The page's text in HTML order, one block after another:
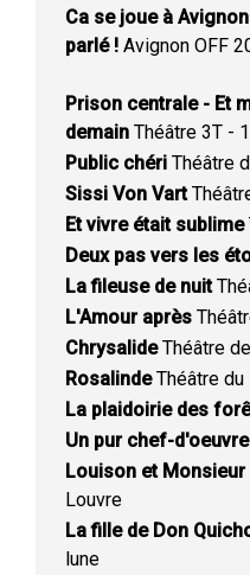
Ca se joue à
parlé ! Avignon OFF
Prison centrale - Et
demain Théâtre 3T -
Public chéri Théâtre
Sissi Von Vart
Et vivre était sublime
Deux pas vers les
La fileuse de nuit
L'Amour après
ChrysalideThéâtre
RosalindeThéâtre du
La plaidoirie des
Un pur chef-d'oeuvre
Louison et
Louvre
La fille de Don
lune